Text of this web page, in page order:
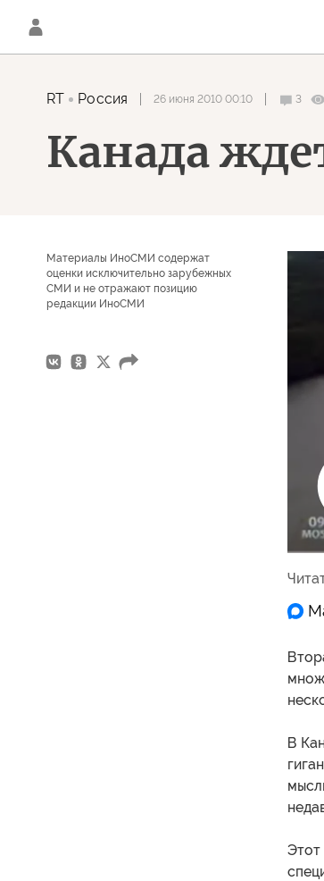
RT Россия 26 июня 2010 00:10 3
Канада
Материалы ИноСМИ содержат
оценки исключительно зарубежных
СМИ и не отражают позицию
редакции ИноСМИ
В
Этот